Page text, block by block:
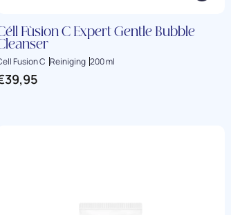
Fùsion C Expert Gentle Bubble
Fusion C Reiniging 200 ml
39,95